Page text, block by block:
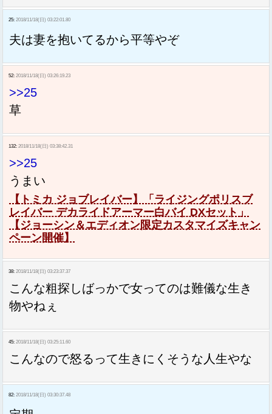
25: 2018/11/18(日) 03:22:01.80
夫は妻を抱いてるから平等やぞ
52: 2018/11/18(日) 03:26:19.23
>>25
草
132: 2018/11/18(日) 03:38:42.31
>>25
うまい
【トミカ ジョブレイバー】「ライジングポリスブ
レイバー デカライドアーマー白バイ DXセット」
【ジョーシン＆エディオン限定カスタマイズキャン
ペーン開催】
38: 2018/11/18(日) 03:23:37.37
こんな粗探しばっかで女ってのは難儀な生き
物やねぇ
45: 2018/11/18(日) 03:25:11.60
こんなので怒るって生きにくそうな人生やな
82: 2018/11/18(日) 03:30:37.48